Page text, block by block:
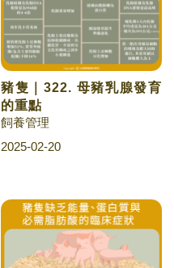
豬隻｜322. 母豬乳腺發育
的重點
飼養管理
2025-02-20